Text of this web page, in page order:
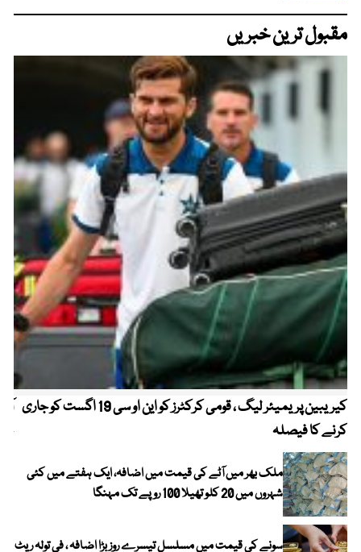
مقبول ترین خبریں
کیریبین پریمیئر لیگ ، قومی کرکٹرز کو این او سی 19 اگست کو جاری
کرنے کا فیصلہ
ملک بھر میں آٹے کی قیمت میں اضافہ، ایک ہفتے میں کئی
شہروں میں 20 کلو تھیلا 100 روپے تک مہنگا
سونے کی قیمت میں مسلسل تیسرے روز بڑا اضافہ ، فی تولہ ریٹ